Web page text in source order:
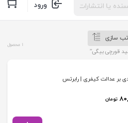
ورود
سازی
قورچی بیگی”
1 محصول
بر عدالت کیفری | رابرتس
تومان